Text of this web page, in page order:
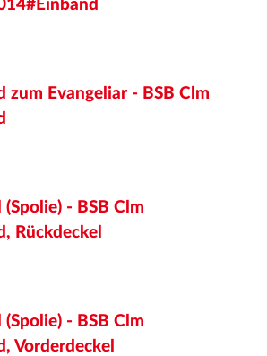
zum Evangeliar - BSB Clm
- BSB Clm
Rückdeckel
- BSB Clm
Vorderdeckel